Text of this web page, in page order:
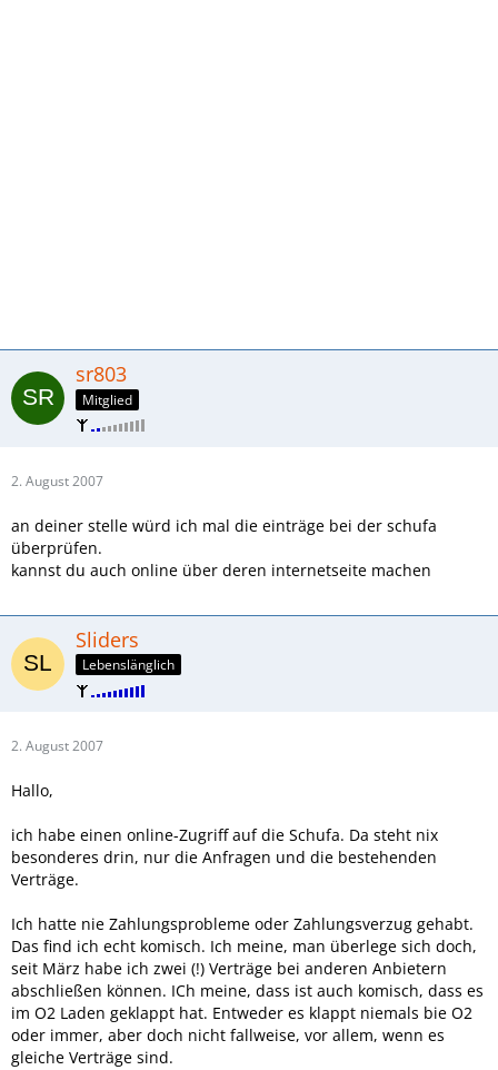
sr803
Mitglied
2. August 2007
an deiner stelle würd ich mal die einträge bei der schufa
überprüfen.
kannst du auch online über deren internetseite machen
Sliders
Lebenslänglich
2. August 2007
Hallo,
ich habe einen online-Zugriff auf die Schufa. Da steht nix
besonderes drin, nur die Anfragen und die bestehenden
Verträge.
Ich hatte nie Zahlungsprobleme oder Zahlungsverzug gehabt.
Das find ich echt komisch. Ich meine, man überlege sich doch,
seit März habe ich zwei (!) Verträge bei anderen Anbietern
abschließen können. ICh meine, dass ist auch komisch, dass es
im O2 Laden geklappt hat. Entweder es klappt niemals bie O2
oder immer, aber doch nicht fallweise, vor allem, wenn es
gleiche Verträge sind.